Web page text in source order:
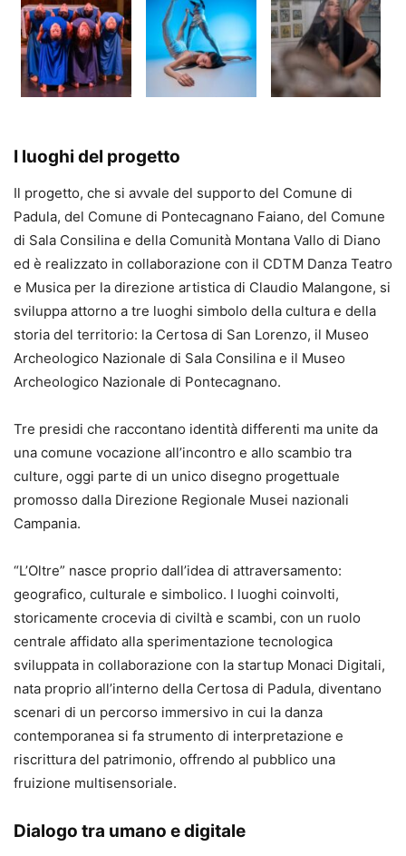
I luoghi del progetto
Il progetto, che si avvale del supporto del Comune di
Padula, del Comune di Pontecagnano Faiano, del Comune
di Sala Consilina e della Comunità Montana Vallo di Diano
ed è realizzato in collaborazione con il CDTM Danza Teatro
e Musica per la direzione artistica di Claudio Malangone, si
sviluppa attorno a tre luoghi simbolo della cultura e della
storia del territorio: la Certosa di San Lorenzo, il Museo
Archeologico Nazionale di Sala Consilina e il Museo
Archeologico Nazionale di Pontecagnano.
Tre presidi che raccontano identità differenti ma unite da
una comune vocazione all’incontro e allo scambio tra
culture, oggi parte di un unico disegno progettuale
promosso dalla Direzione Regionale Musei nazionali
Campania.
“L’Oltre” nasce proprio dall’idea di attraversamento:
geografico, culturale e simbolico. I luoghi coinvolti,
storicamente crocevia di civiltà e scambi, con un ruolo
centrale affidato alla sperimentazione tecnologica
sviluppata in collaborazione con la startup Monaci Digitali,
nata proprio all’interno della Certosa di Padula, diventano
scenari di un percorso immersivo in cui la danza
contemporanea si fa strumento di interpretazione e
riscrittura del patrimonio, offrendo al pubblico una
fruizione multisensoriale.
Dialogo tra umano e digitale